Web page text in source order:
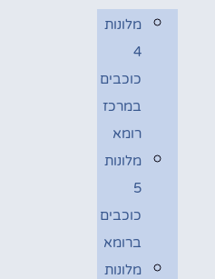
מלונות
4
כוכבים
במרכז
רומא
מלונות
5
כוכבים
ברומא
מלונות